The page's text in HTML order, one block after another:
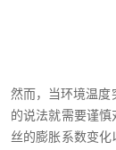
然而，当环境温
的说法就需要谨
丝的膨胀系数变